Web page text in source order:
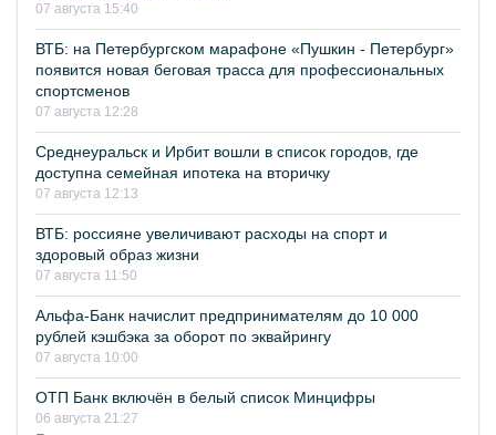
07 августа 15:40
ВТБ: на Петербургском марафоне «Пушкин - Петербург»
появится новая беговая трасса для профессиональных
спортсменов
07 августа 12:28
Среднеуральск и Ирбит вошли в список городов, где
доступна семейная ипотека на вторичку
07 августа 12:13
ВТБ: россияне увеличивают расходы на спорт и
здоровый образ жизни
07 августа 11:50
Альфа-Банк начислит предпринимателям до 10 000
рублей кэшбэка за оборот по эквайрингу
07 августа 10:00
ОТП Банк включён в белый список Минцифры
06 августа 21:27